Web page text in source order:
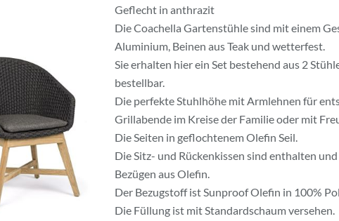
Geflecht in anthrazit
Die Coachella Gartenstühle sind mit einem
Aluminium, Beinen aus Teak und wetterfest.
Sie erhalten hier ein Set bestehend aus 2
bestellbar.
Die perfekte Stuhlhöhe mit Armlehnen für
Grillabende im Kreise der Familie oder mit
Die Seiten in geflochtenem Olefin Seil.
Die Sitz- und Rückenkissen sind enthalten
Bezügen aus Olefin.
Der Bezugstoff ist Sunproof Olefin in 100%
Die Füllung ist mit Standardschaum versehen.